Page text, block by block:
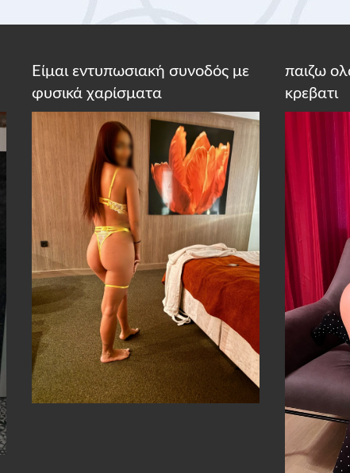
Είμαι εντυπωσιακή συνοδός με
φυσικά χαρίσματα
παιζω
κρεβατι